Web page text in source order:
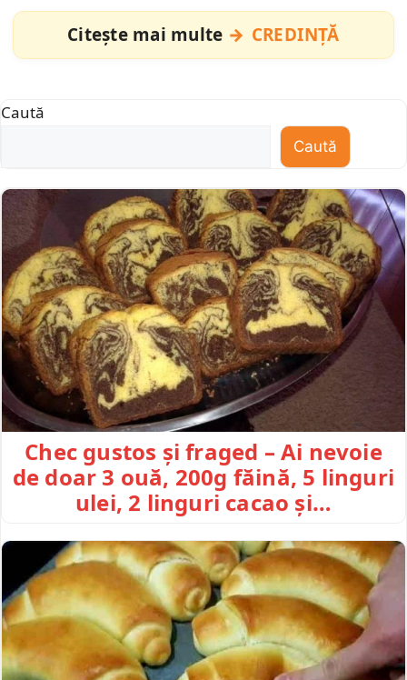
Citește mai multe CREDINȚĂ
Caută
Caută
Chec gustos și fraged – Ai nevoie
de doar 3 ouă, 200g făină, 5 linguri
ulei, 2 linguri cacao și…